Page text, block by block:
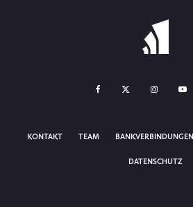
KONTAKT TEAM BANKVERBINDUNGEN
DATENSCHUTZ